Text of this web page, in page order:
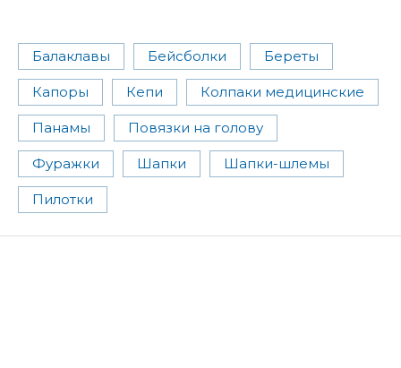
Балаклавы Бейсболки Береты
Капоры Кепи Колпаки медицинские
Панамы Повязки на голову
Фуражки Шапки Шапки-шлемы
Пилотки